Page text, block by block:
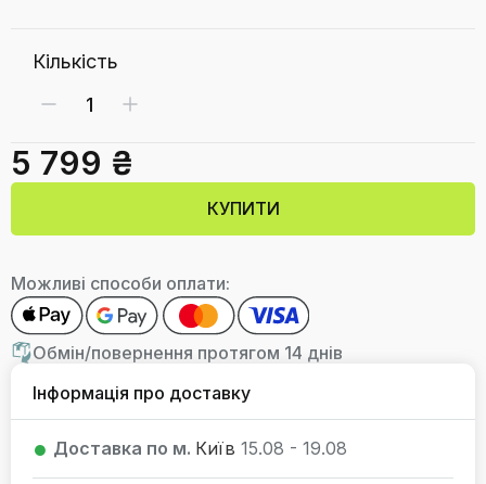
Кількість
5 799 ₴
КУПИТИ
Можливі способи оплати:
Обмін/повернення протягом 14 днів
Інформація про доставку
Доставка по м. Київ 15.08 - 19.08